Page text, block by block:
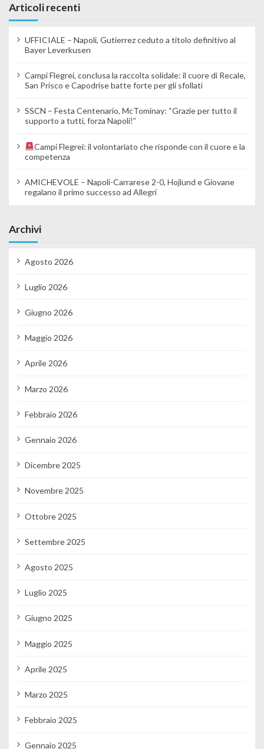
Articoli recenti
UFFICIALE – Napoli, Gutierrez ceduto a titolo definitivo al
Bayer Leverkusen
Campi Flegrei, conclusa la raccolta solidale: il cuore di Recale,
San Prisco e Capodrise batte forte per gli sfollati
SSCN – Festa Centenario, McTominay: “Grazie per tutto il
supporto a tutti, forza Napoli!”
Campi Flegrei: il volontariato che risponde con il cuore e la
competenza
AMICHEVOLE – Napoli-Carrarese 2-0, Hojlund e Giovane
regalano il primo successo ad Allegri
Archivi
Agosto 2026
Luglio 2026
Giugno 2026
Maggio 2026
Aprile 2026
Marzo 2026
Febbraio 2026
Gennaio 2026
Dicembre 2025
Novembre 2025
Ottobre 2025
Settembre 2025
Agosto 2025
Luglio 2025
Giugno 2025
Maggio 2025
Aprile 2025
Marzo 2025
Febbraio 2025
Gennaio 2025